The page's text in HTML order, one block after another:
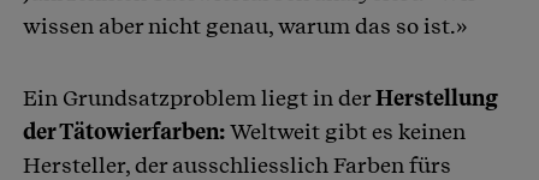
wissen aber nicht genau, warum das so ist.»
Ein Grundsatzproblem liegt in derHerstellung
der Tätowierfarben:Weltweit gibt es keinen
Hersteller, der ausschliesslich Farben fürs